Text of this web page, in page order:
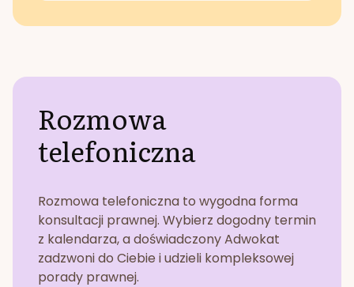
Rozmowa
telefoniczna
Rozmowa telefoniczna to wygodna forma
konsultacji prawnej. Wybierz dogodny termin
z kalendarza, a doświadczony Adwokat
zadzwoni do Ciebie i udzieli kompleksowej
porady prawnej.